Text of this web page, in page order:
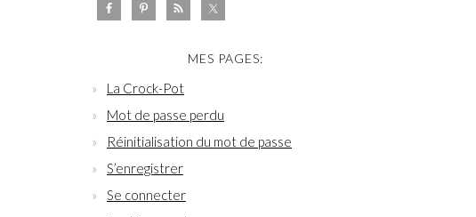
MES PAGES:
La Crock-Pot
Mot de passe perdu
Réinitialisation du mot de passe
S’enregistrer
Se connecter